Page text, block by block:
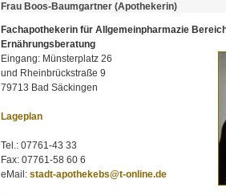
Frau Boos-Baumgartner (Apothekerin)
Fachapothekerin für Allgemeinpharmazie
Ernährungsberatung
Eingang: Münsterplatz 26
und Rheinbrückstraße 9
79713 Bad Säckingen
Lageplan
Tel.: 07761-43 33
Fax: 07761-58 60 6
eMail: stadt-apothekebs@t-online.de